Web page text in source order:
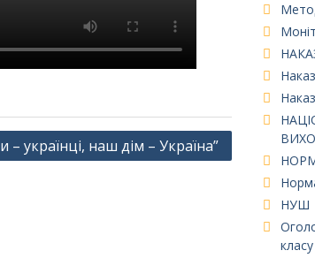
– українці, наш дім – Україна”
НУШ